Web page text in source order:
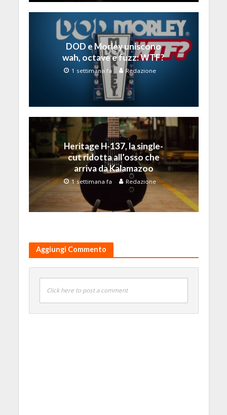
DOD e Morley uniscono
wah, octave e fuzz: WTF?
1 settimana fa Redazione
Heritage H-137, la single-
cut ridotta all’osso che
arriva da Kalamazoo
1 settimana fa Redazione
Aggiungi Commento
Click here to post a comment